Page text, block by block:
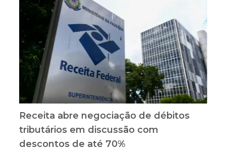
Receita abre negociação de débitos
tributários em discussão com
descontos de até 70%